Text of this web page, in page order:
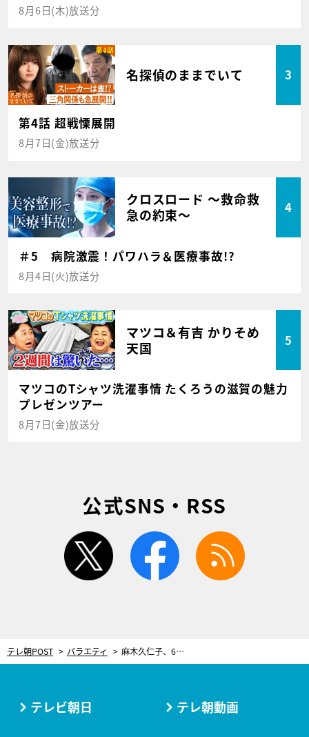
8月6日(木)放送分
名探偵のままでいて 3
第4話 超戦慄展開
8月7日(金)放送分
クロスロード ～救命救
急の約束～
4
＃5 病院激震！パワハラ＆医療事故!?
8月4日(火)放送分
マツコ＆有吉 かりそめ
天国
5
マツコのTシャツ洗濯事情 たくろうの滋賀の魅力
プレゼンツアー
8月7日(金)放送分
公式SNS・RSS
twitter facebook
テレ朝POST バラエティ 麻木久仁子、60歳で“大学生”に。脳梗塞に乳がん…きっかけは40代後半からの経験
テレビ朝日 テレ朝動画